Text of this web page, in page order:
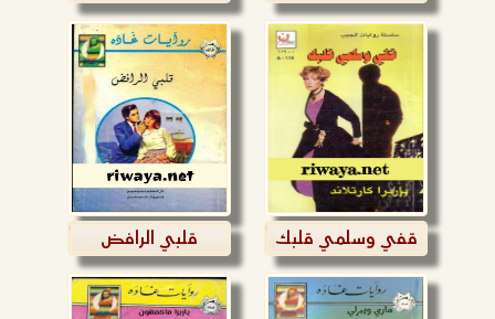
قفي وسلمي قلبك قلبي الرافض